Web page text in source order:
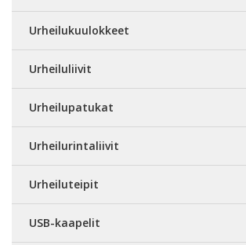
Urheilukuulokkeet
Urheiluliivit
Urheilupatukat
Urheilurintaliivit
Urheiluteipit
USB-kaapelit